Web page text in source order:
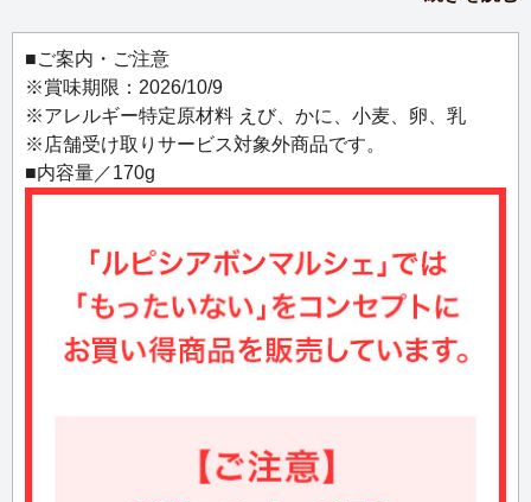
おいしさはそのままの「訳あり」お徳用パック。
■ご案内・ご注意
※賞味期限：2026/10/9
※アレルギー特定原材料 えび、かに、小麦、卵、乳
※店舗受け取りサービス対象外商品です。
■内容量／170g